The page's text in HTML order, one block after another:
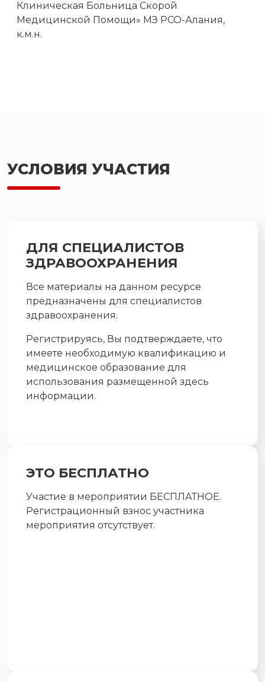
Клиническая Больница Скорой
Медицинской Помощи» МЗ РСО-Алания,
к.м.н.
УСЛОВИЯ УЧАСТИЯ
ДЛЯ СПЕЦИАЛИСТОВ
ЗДРАВООХРАНЕНИЯ
Все материалы на данном ресурсе
предназначены для специалистов
здравоохранения.
Регистрируясь, Вы подтверждаете, что
имеете необходимую квалификацию и
медицинское образование для
использования размещенной здесь
информации.
ЭТО БЕСПЛАТНО
Участие в мероприятии БЕСПЛАТНОЕ.
Регистрационный взнос участника
мероприятия отсутствует.